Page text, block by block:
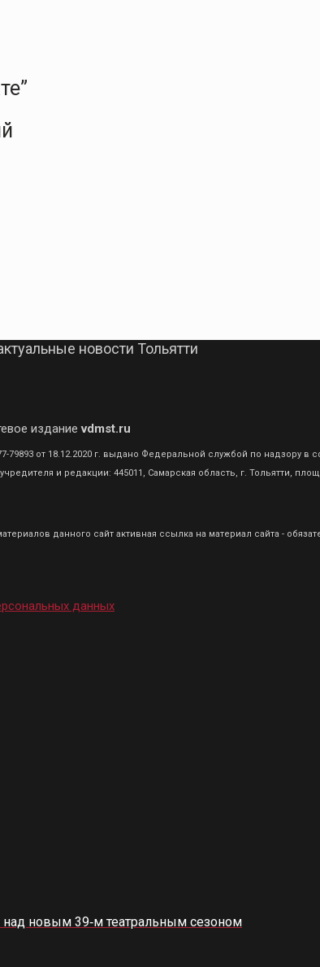
новости Тольятти
изданиеvdmst.ru
от 18.12.2020 г. выдано Федеральной службой по надзору
и редакции: 445011, Самарская область, г. Тольятти,
данного сайт активная ссылка на материал сайта -
данных
над новым 39‑м театральным сезоном